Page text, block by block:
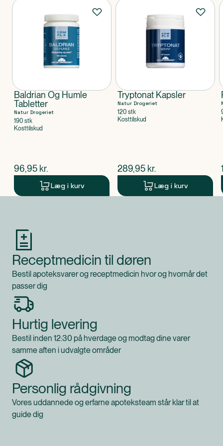
ethylhexylglycerin, hydrolyzed jojoba esters, linalool,
limonene, geraniol.
Klassificeret som
Produktet er et kosmetisk produkt.
Produkter
Baldrian Og Humle
Tabletter
Natur Drogeriet
190 stk
Kosttilskud
$nuværende pris
96,95 kr.
Læg i kurv
Tryptonat Kapsler
Natur Drogeriet
120 stk
Kosttilskud
$nuværende pris
289,95 kr.
Læg i kurv
Receptmedicin til døren
Bestil apoteksvarer og receptmedicin hvor og hvornår det
passer dig
Hurtig levering
Bestil inden 12:30 på hverdage og modtag dine varer
samme aften i udvalgte områder
Personlig rådgivning
Vores uddannede og erfarne apoteksteam står klar til at
guide dig